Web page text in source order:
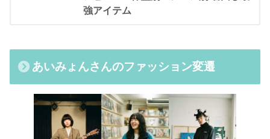
強アイテム
あいみょんさんのファッション変遷